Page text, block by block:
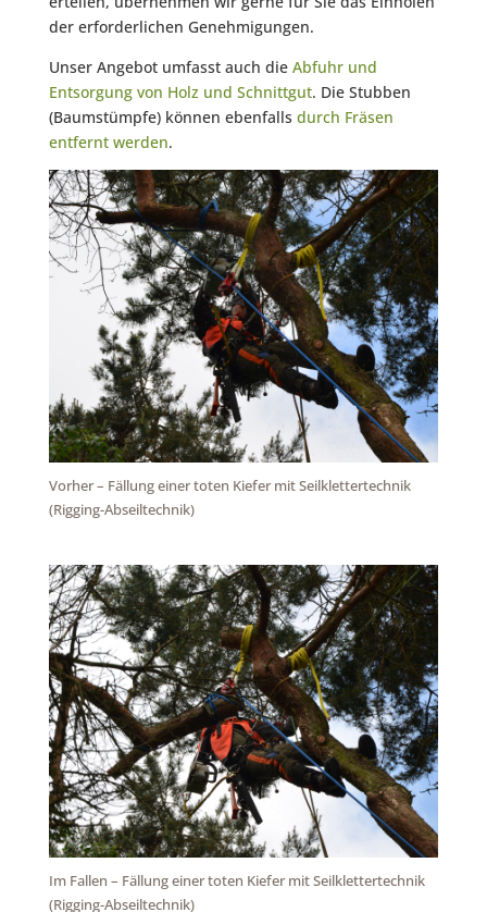
der erforderlichen Genehmigungen.
Unser Angebot umfasst auch die Abfuhr und
Entsorgung von Holz und Schnittgut. Die Stubben
(Baumstümpfe) können ebenfalls durch Fräsen
entfernt werden.
Vorher – Fällung einer toten Kiefer mit Seilklettertechnik
(Rigging-Abseiltechnik)
Im Fallen – Fällung einer toten Kiefer mit Seilklettertechnik
(Rigging-Abseiltechnik)